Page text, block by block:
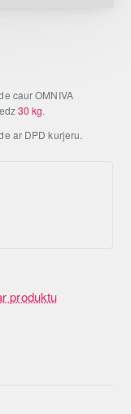
produktu
caur OMNIVA
30 kg.
ar DPD kurjeru.